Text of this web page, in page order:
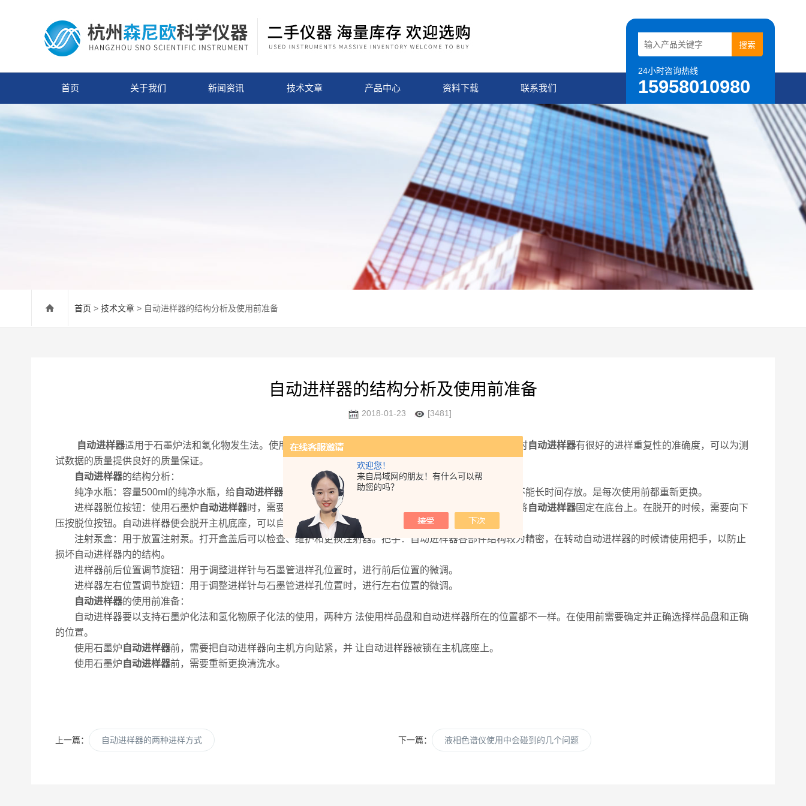
欢迎您！
来自局域网的朋友！有什么可以帮
助您的吗？
24小时咨询热线
15958010980
首页 关于我们 新闻资讯 技术文章 产品中心 资料下载 联系我们
首页 > 技术文章 > 自动进样器的结构分析及使用前准备
自动进样器的结构分析及使用前准备
2018-01-23 [3481]
自动进样器适用于石墨炉法和氢化物发生法。使用自动进样器可以实现多元素多样品的无人值守操作，同时自动进样器有很好的进样重复性的准确度，可以为测
试数据的质量提供良好的质量保证。
自动进样器的结构分析：
纯净水瓶：容量500ml的纯净水瓶，给 自动进样器 提供进样针的清洗用 水。清洗水要注经常更换，并要求不能长时间存放。是每次使用前都重新更换。
进样器脱位按钮：使用石墨炉 自动进样器时，需要用力将自动进样器向 主机方向推，底座上有一个挂勾会将自动进样器固定在底台上。在脱开的时候，需要向下
压按脱位按钮。自动进样器便会脱开主机底座，可以自动转动到其他位置。
注射泵盒：用于放置注射泵。打开盒盖后可以检查、维护和更换注射器。把手：自动进样器各部件结构较为精密，在转动自动进样器的时候请使用把手，以防止
损坏自动进样器内的结构。
进样器前后位置调节旋钮：用于调整进样针与石墨管进样孔位置时，进行前后位置的微调。
进样器左右位置调节旋钮：用于调整进样针与石墨管进样孔位置时，进行左右位置的微调。
自动进样器的使用前准备：
自动进样器要以支持石墨炉化法和氢化物原子化法的使用，两种方 法使用样品盘和自动进样器所在的位置都不一样。在使用前需要确定并正确选择样品盘和正确
的位置。
使用石墨炉 自动进样器前，需要把自动进样器向主机方向贴紧，并 让自动进样器被锁在主机底座上。
使用石墨炉 自动进样器前，需要重新更换清洗水。
上一篇： 自动进样器的两种进样方式 下一篇： 液相色谱仪使用中会碰到的几个问题